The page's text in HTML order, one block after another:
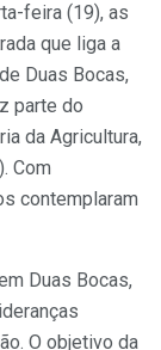
feira (19), as
que liga a
Duas Bocas,
parte do
da Agricultura,
Com
contemplaram
Duas Bocas,
O objetivo da